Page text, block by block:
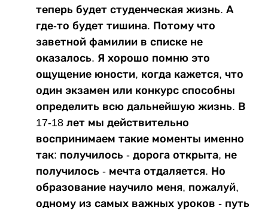
теперь будет студенческая жизнь. А
где-то будет тишина. Потому что
заветной фамилии в списке не
оказалось. Я хорошо помню это
ощущение юности, когда кажется, что
один экзамен или конкурс способны
определить всю дальнейшую жизнь. В
17-18 лет мы действительно
воспринимаем такие моменты именно
так: получилось - дорога открыта, не
получилось - мечта отдаляется. Но
образование научило меня, пожалуй,
одному из самых важных уроков - путь